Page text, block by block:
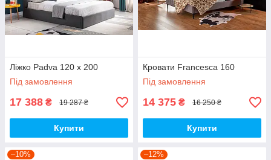
Ліжко Padva 120 х 200
Під замовлення
17 388 ₴ 19 287 ₴
Купити
Кровати Francesca 160
Під замовлення
14 375 ₴ 16 250 ₴
Купити
–10% –12%